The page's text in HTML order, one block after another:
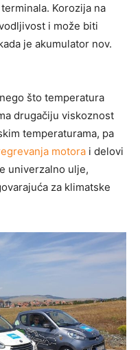
Korozija na
i može biti
je akumulator nov.
što temperatura
drugačiju viskoznost
temperaturama, pa
motora i delovi
univerzalno ulje,
za klimatske